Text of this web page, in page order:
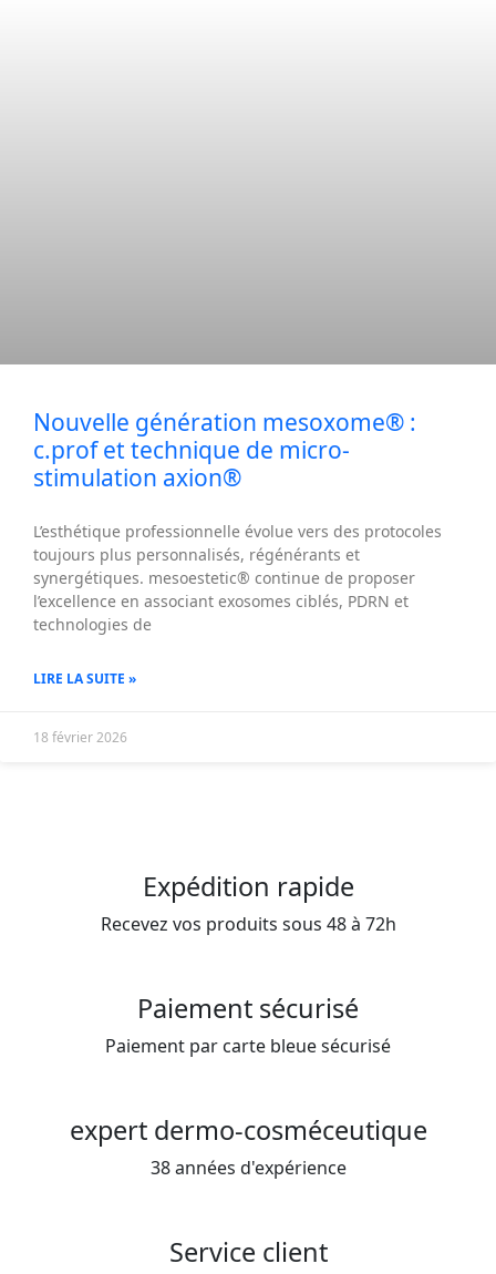
Nouvelle génération mesoxome® :
c.prof et technique de micro-
stimulation axion®
L’esthétique professionnelle évolue vers des protocoles
toujours plus personnalisés, régénérants et
synergétiques. mesoestetic® continue de proposer
l’excellence en associant exosomes ciblés, PDRN et
technologies de
LIRE LA SUITE »
18 février 2026
Expédition rapide
Recevez vos produits sous 48 à 72h
Paiement sécurisé
Paiement par carte bleue sécurisé
expert dermo-cosméceutique
38 années d'expérience
Service client